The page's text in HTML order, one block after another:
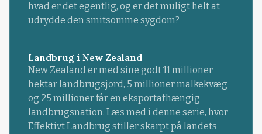
hvad er det egentlig, og er det muligt helt at
udrydde den smitsomme sygdom?
Landbrug i New Zealand
New Zealand er med sine godt 11 millioner
hektar landbrugsjord, 5 millioner malkekvæg
og 25 millioner får en eksportafhængig
landbrugsnation. Læs med i denne serie, hvor
Effektivt Landbrug stiller skarpt på landets